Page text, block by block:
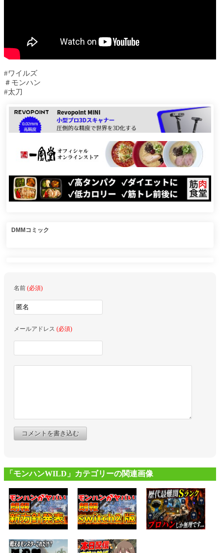
#ワイルズ
＃モンハン
#太刀
DMMコミック
名前 (必須)
メールアドレス (必須)
コメントを書き込む
「モンハンWILD」カテゴリーの関連画像